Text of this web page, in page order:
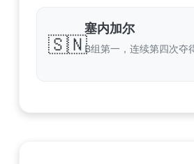
🇸🇳
塞内加尔
B组第一，连续第四次夺